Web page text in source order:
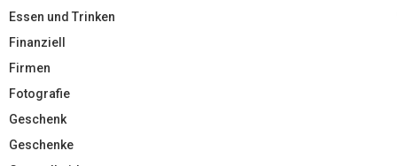
Essen und Trinken
Finanziell
Firmen
Fotografie
Geschenk
Geschenke